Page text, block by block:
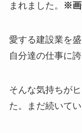
まれました。
※画
愛する建設業を
自分達の仕事に
そんな気持ちが
た。まだ続いて